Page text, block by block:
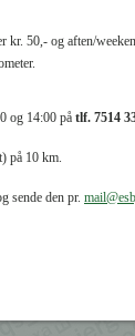
kr. 50,- og aften/
og 14:00 på tlf. 7514
på 10 km.
sende den pr.